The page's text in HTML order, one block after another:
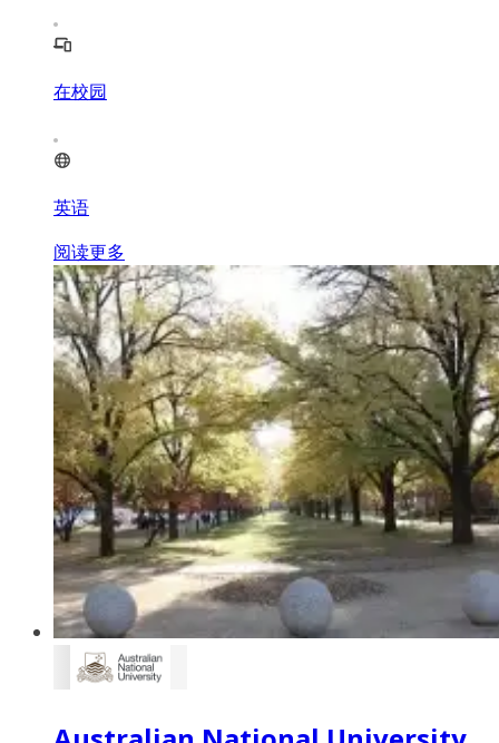
在校园
英语
阅读更多